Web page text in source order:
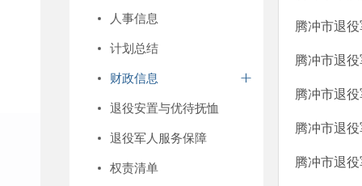
人事信息
计划总结
财政信息
退役安置与优待抚恤
退役军人服务保障
权责清单
腾冲市退
腾冲市退
腾冲市退
腾冲市退
腾冲市退